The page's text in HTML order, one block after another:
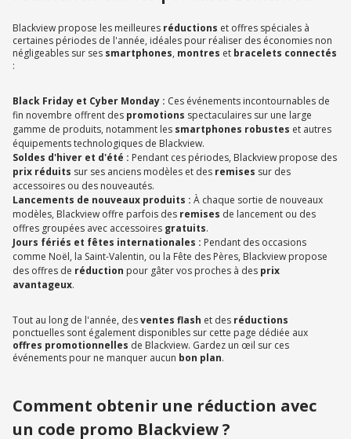
Blackview propose les meilleures réductions et offres spéciales à
certaines périodes de l'année, idéales pour réaliser des économies non
négligeables sur ses smartphones, montres et bracelets connectés
:
Black Friday et Cyber Monday : Ces événements incontournables de
fin novembre offrent des promotions spectaculaires sur une large
gamme de produits, notamment les smartphones robustes et autres
équipements technologiques de Blackview.
Soldes d'hiver et d'été : Pendant ces périodes, Blackview propose des
prix réduits sur ses anciens modèles et des remises sur des
accessoires ou des nouveautés.
Lancements de nouveaux produits : À chaque sortie de nouveaux
modèles, Blackview offre parfois des remises de lancement ou des
offres groupées avec accessoires gratuits.
Jours fériés et fêtes internationales : Pendant des occasions
comme Noël, la Saint-Valentin, ou la Fête des Pères, Blackview propose
des offres de réduction pour gâter vos proches à des prix
avantageux.
Tout au long de l'année, desventes flash et des réductions
ponctuelles sont également disponibles sur cette page dédiée aux
offres promotionnelles de Blackview. Gardez un œil sur ces
événements pour ne manquer aucun bon plan.
Comment obtenir une réduction avec
un code promo Blackview ?